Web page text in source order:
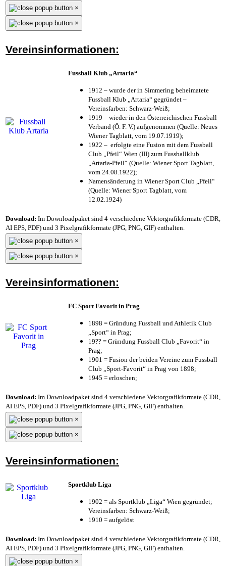
×
×
Vereinsinformationen:
Fussball Klub „Artaria“
1912 – wurde der in Simmering beheimatete
Fussball Klub „Artaria“ gegründet –
Vereinsfarben: Schwarz-Weiß;
1919 – wieder in den Österreichischen Fussball
Verband (Ö. F. V.) aufgenommen (Quelle: Neues
Wiener Tagblatt, vom 19.07.1919);
1922 – erfolgte eine Fusion mit dem Fussball
Club „Pfeil“ Wien (III) zum Fussballklub
„Artaria-Pfeil“ (Quelle: Wiener Sport Tagblatt,
vom 24.08.1922);
Namensänderung in Wiener Sport Club „Pfeil“
(Quelle: Wiener Sport Tagblatt, vom
12.02.1924)
Download: Im Downloadpaket sind 4 verschiedene Vektorgrafikformate (CDR,
AI EPS, PDF) und 3 Pixelgrafikformate (JPG, PNG, GIF) enthalten.
×
×
Vereinsinformationen:
FC Sport Favorit in Prag
1898 = Gründung Fussball und Athletik Club
„Sport“ in Prag;
19?? = Gründung Fussball Club „Favorit“ in
Prag;
1901 = Fusion der beiden Vereine zum Fussball
Club „Sport-Favorit“ in Prag von 1898;
1945 = erloschen;
Download: Im Downloadpaket sind 4 verschiedene Vektorgrafikformate (CDR,
AI EPS, PDF) und 3 Pixelgrafikformate (JPG, PNG, GIF) enthalten.
×
×
Vereinsinformationen:
Sportklub Liga
1902 = als Sportklub „Liga“ Wien gegründet;
Vereinsfarben: Schwarz-Weiß;
1910 = aufgelöst
Download: Im Downloadpaket sind 4 verschiedene Vektorgrafikformate (CDR,
AI EPS, PDF) und 3 Pixelgrafikformate (JPG, PNG, GIF) enthalten.
×